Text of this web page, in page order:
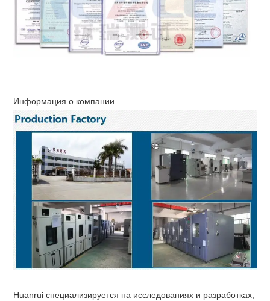
Информация о компании
Huanrui специализируется на исследованиях и разработках,